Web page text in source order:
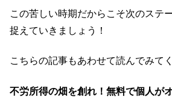
この苦しい時期だからこそ次のステ
捉えていきましょう！
こちらの記事もあわせて読んでみて
不労所得の畑を創れ！無料で個人が